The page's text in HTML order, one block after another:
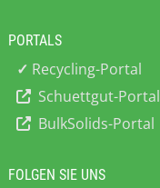
PORTALS
✓ Recycling-Portal
Schuettgut-Portal
BulkSolids-Portal
FOLGEN SIE UNS